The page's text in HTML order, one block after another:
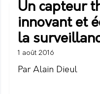
Un capteur
innovant et
la
1 août 2016
Par Alain Dieul